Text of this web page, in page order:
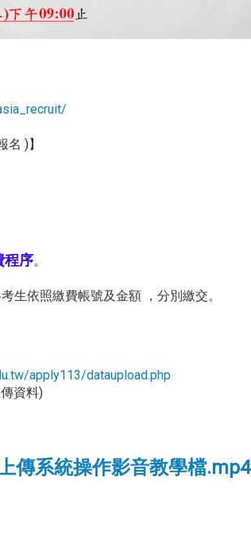
)】
程序。
生依照繳費帳號及金額 ，分別繳交。
apply113/dataupload.php
資料)
傳系統操作影音教學檔.mp4